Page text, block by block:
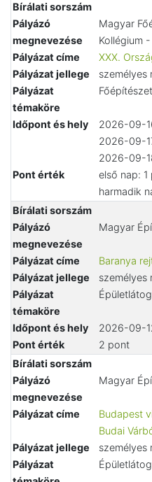
Bírálati sorszám
Pályázó
megnevezése
Magyar
Kollégium
Pályázat címe
XXX.
Pályázat jellege
Pályázat
témaköre
Főépítészet
Időpont és hely
2026-09-
2026-09-
2026-09-
Pont érték
első nap:
harmadik
Bírálati sorszám
Pályázó
megnevezése
Magyar
Pályázat címe
Baranya
Pályázat jellege
Pályázat
témaköre
Időpont és hely
2026-09-
Pont érték
2 pont
Bírálati sorszám
Pályázó
megnevezése
Magyar
Pályázat címe
Budapest
Budai
Pályázat jellege
Pályázat